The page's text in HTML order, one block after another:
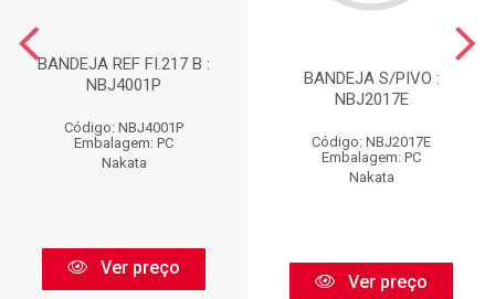
BANDEJA REF FI.217 B :
NBJ4001P
Código: NBJ4001P
Embalagem: PC
Nakata
Ver preço
BANDEJA S/PIVO :
NBJ2017E
Código: NBJ2017E
Embalagem: PC
Nakata
Ver preço